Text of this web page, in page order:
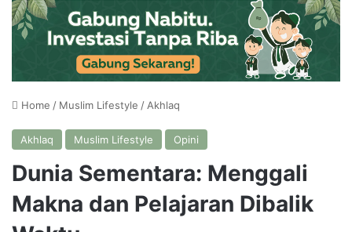
Home / Muslim Lifestyle / Akhlaq
Akhlaq Muslim Lifestyle Opini
Dunia Sementara: Menggali
Makna dan Pelajaran Dibalik